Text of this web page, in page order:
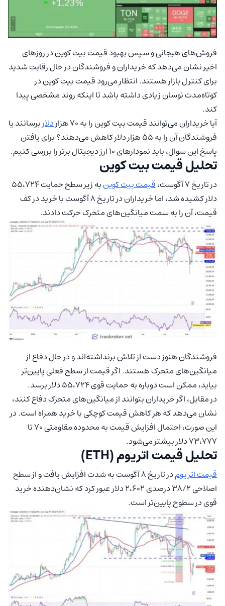
فروش‌های هیجانی و سپس بهبود قیمت بیت کوین در روزهای
اخیر نشان می‌دهد که خریداران و فروشندگان در حال رقابت شدید
برای کنترل بازار هستند. انتظار می‌رود قیمت بیت کوین در
کوتاه‌مدت نوسان زیادی داشته باشد تا اینکه روند مشخصی پیدا
کند.
آیا خریداران می‌توانند قیمت بیت کوین را به ۷۰ هزار
دلاربرسانند یا
فروشندگان آن را به ۵۵ هزار دلار کاهش می‌دهند؟ برای یافتن
پاسخ این سوال، باید نمودارهای ۱۰ ارز دیجیتال برتر را بررسی کنیم.
تحلیل قیمت بیت کوین
در تاریخ ۷ آگوست، قیمت بیت کوین
به زیر سطح حمایت ۵۵،۷۲۴
دلار کشیده شد، اما خریداران در تاریخ ۸ آگوست با خرید در کف
قیمت، آن را به سمت میانگین‌های متحرک حرکت دادند.
فروشندگان هنوز دست از تلاش برنداشته‌اند و در حال دفاع از
میانگین‌های متحرک هستند. اگر قیمت از سطح فعلی پایین‌تر
بیاید، ممکن است دوباره به حمایت قوی ۵۵،۷۲۴ دلار برسد.
در مقابل، اگر خریداران بتوانند از میانگین‌های متحرک دفاع کنند،
نشان می‌دهد که هر کاهش قیمت کوچکی با خرید همراه است. در
این صورت، احتمال افزایش قیمت به محدوده مقاومتی ۷۰ تا
۷۳،۷۷۷ دلار بیشتر می‌شود.
تحلیل قیمت اتریوم (ETH)
قیمت اتریوم
در تاریخ ۸ آگوست به شدت افزایش یافت و از سطح
اصلاحی ۳۸/۲ درصدی ۲،۶۰۲ دلار عبور کرد که نشان‌دهنده خرید
قوی در سطوح پایین‌تر است.